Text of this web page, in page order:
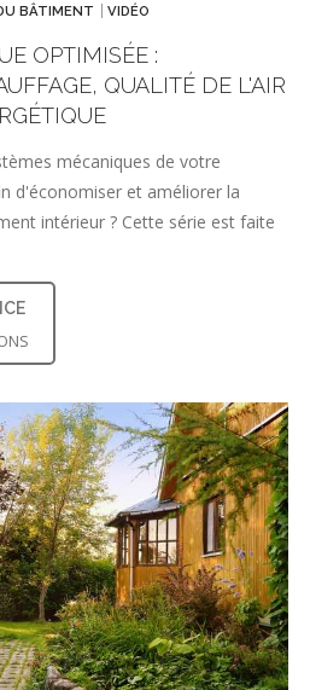
BÂTIMENT VIDÉO
OPTIMISÉE :
QUALITÉ DE L'AIR
mécaniques de votre
d'économiser et améliorer la
intérieur ? Cette série est faite